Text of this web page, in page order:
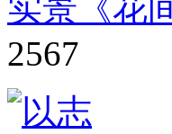
实景《花
2567